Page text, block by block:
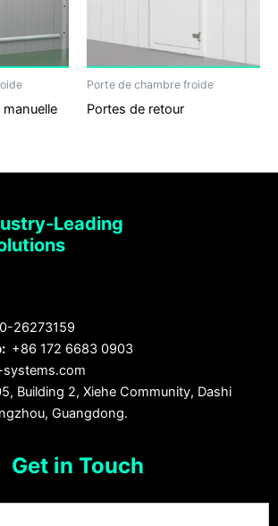
Porte de chambre froide
Portes de retour
Leading
26273159
+86 172 6683 0903
systems.com
Building 2, Xiehe Community, Dashi
Guangdong.
Get in Touch